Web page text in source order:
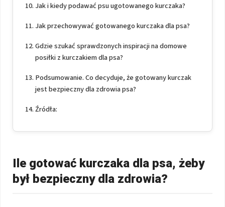
Jak i kiedy podawać psu ugotowanego kurczaka?
Jak przechowywać gotowanego kurczaka dla psa?
Gdzie szukać sprawdzonych inspiracji na domowe
posiłki z kurczakiem dla psa?
Podsumowanie. Co decyduje, że gotowany kurczak
jest bezpieczny dla zdrowia psa?
Źródła:
Ile gotować kurczaka dla psa, żeby
był bezpieczny dla zdrowia?